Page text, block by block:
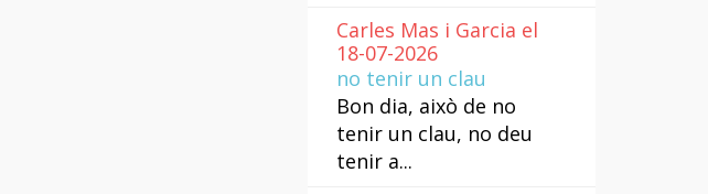
Carles Mas i Garcia el
18-07-2026
no tenir un clau
Bon dia, això de no
tenir un clau, no deu
tenir a...